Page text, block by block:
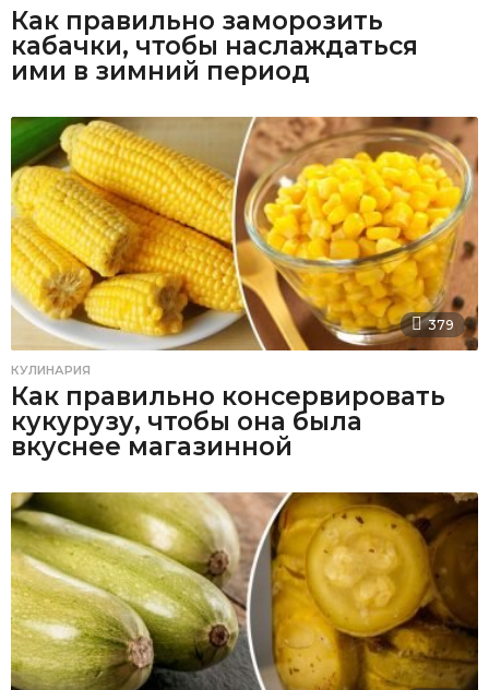
Как правильно заморозить
кабачки, чтобы наслаждаться
ими в зимний период
379
КУЛИНАРИЯ
Как правильно консервировать
кукурузу, чтобы она была
вкуснее магазинной